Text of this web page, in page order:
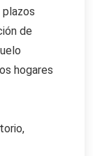
plazos
de
hogares